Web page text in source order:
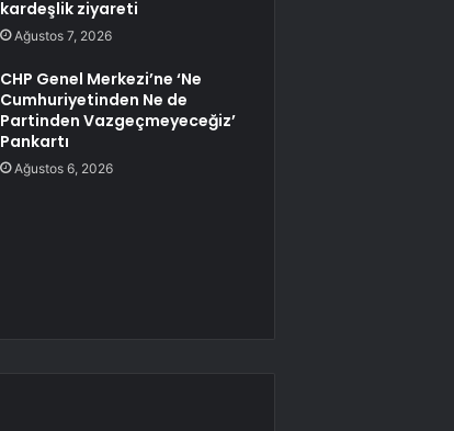
kardeşlik ziyareti
Ağustos 7, 2026
CHP Genel Merkezi’ne ‘Ne
Cumhuriyetinden Ne de
Partinden Vazgeçmeyeceğiz’
Pankartı
Ağustos 6, 2026